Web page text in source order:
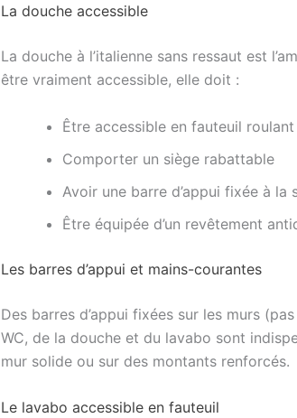
La douche accessible
La douche à l’italienne sans ressaut est
être vraiment accessible, elle doit :
Être accessible en fauteuil
Comporter un siège rabattable
Avoir une barre d’appui fixée à la
Être équipée d’un revêtement
Les barres d’appui et mains-courantes
Des barres d’appui fixées sur les murs
WC, de la douche et du lavabo sont
mur solide ou sur des montants renforcés.
Le lavabo accessible en fauteuil